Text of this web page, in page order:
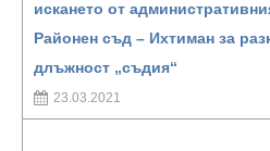
искането от
Районен съд – Ихтиман за
длъжност „съдия“
23.03.2021